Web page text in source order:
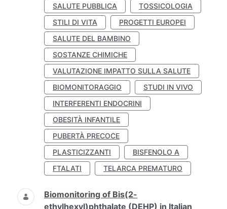
SALUTE PUBBLICA
TOSSICOLOGIA
STILI DI VITA
PROGETTI EUROPEI
SALUTE DEL BAMBINO
SOSTANZE CHIMICHE
VALUTAZIONE IMPATTO SULLA SALUTE
BIOMONITORAGGIO
STUDI IN VIVO
INTERFERENTI ENDOCRINI
OBESITÀ INFANTILE
PUBERTÀ PRECOCE
PLASTICIZZANTI
BISFENOLO A
FTALATI
TELARCA PREMATURO
Biomonitoring of Bis(2-
ethylhexyl)phthalate (DEHP) in Italian